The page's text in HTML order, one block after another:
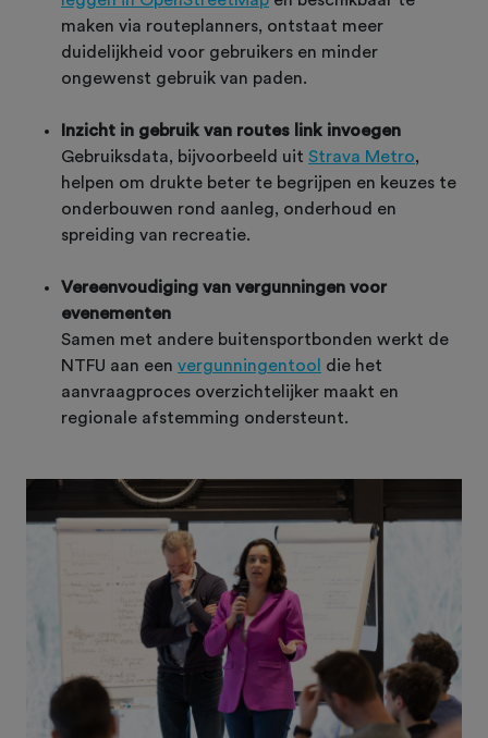
maken via routeplanners, ontstaat meer
duidelijkheid voor gebruikers en minder
ongewenst gebruik van paden.
Inzicht in gebruik van routes link invoegen
Gebruiksdata, bijvoorbeeld uit Strava Metro,
helpen om drukte beter te begrijpen en keuzes te
onderbouwen rond aanleg, onderhoud en
spreiding van recreatie.
Vereenvoudiging van vergunningen voor
evenementen
Samen met andere buitensportbonden werkt de
NTFU aan een vergunningentool
die het
aanvraagproces overzichtelijker maakt en
regionale afstemming ondersteunt.